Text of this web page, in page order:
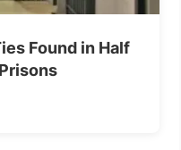
Found in Half